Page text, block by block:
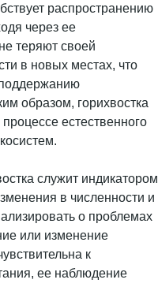
распространению
через ее
теряют своей
в новых местах, что
образом, горихвостка
естественного
служит индикатором
в численности и
о проблемах
или изменение
к
ее наблюдение